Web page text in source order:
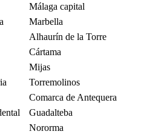
Málaga capital
Marbella
Alhaurín de la Torre
Cártama
Mijas
Torremolinos
Comarca de Antequera
Guadalteba
Nororma